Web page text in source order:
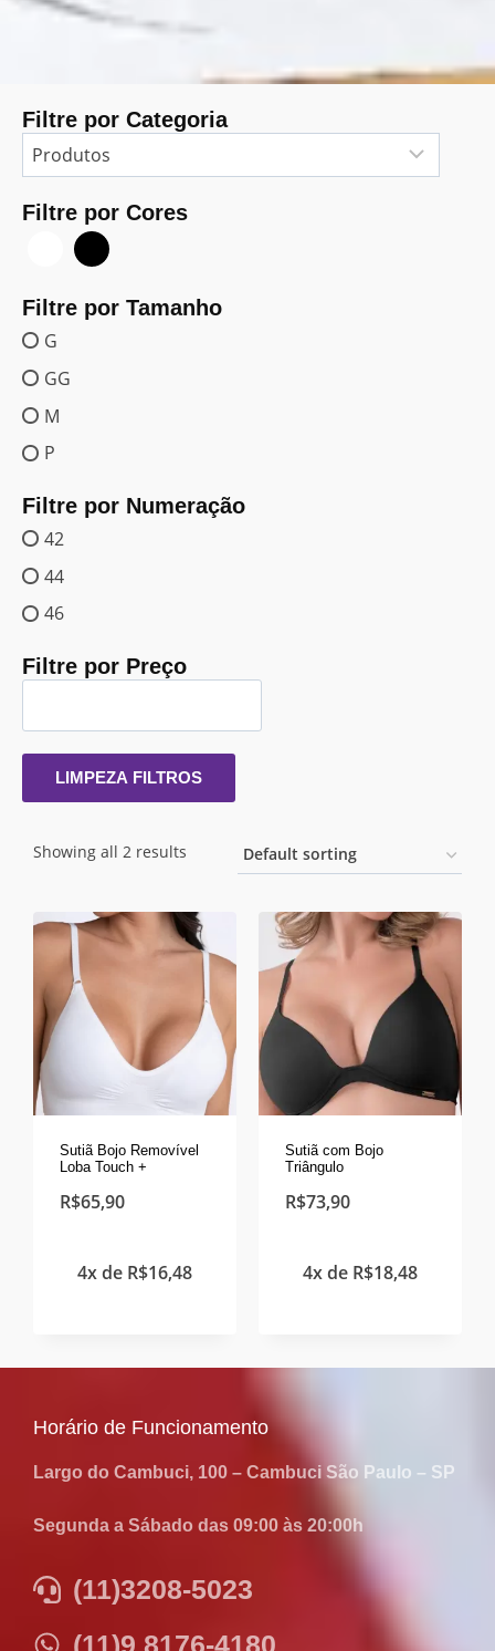
Filtre por Categoria
Filtre por Cores
Filtre por Tamanho
G
GG
M
P
Filtre por Numeração
42
44
46
Filtre por Preço
LIMPEZA FILTROS
Showing all 2 results
Sutiã Bojo Removível
Loba Touch +
R$65,90
4x de R$16,48
Sutiã com Bojo
Triângulo
R$73,90
4x de R$18,48
Horário de Funcionamento
Largo do Cambuci, 100 – Cambuci São Paulo – SP
Segunda a Sábado das 09:00 às 20:00h
(11)3208-5023
(11)9 8176-4180